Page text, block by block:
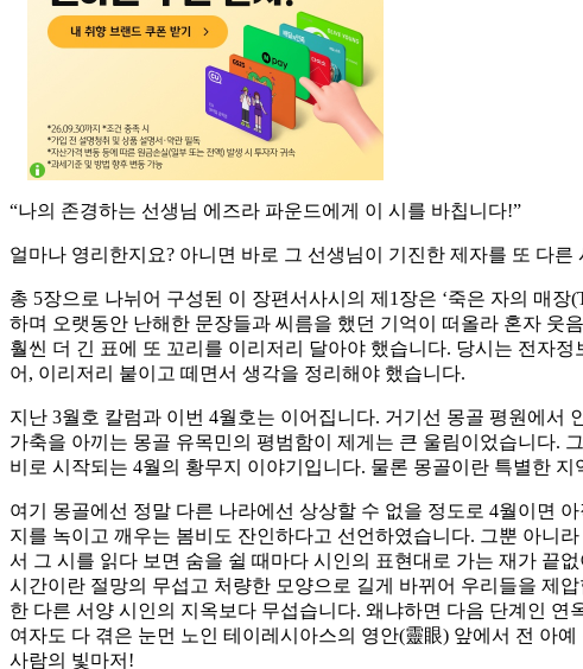
“나의 존경하는 선생님 에즈라 파운드에게 이 시를 바칩니다!”
얼마나 영리한지요? 아니면 바로 그 선생님이 기진한 제자를 또 다
총 5장으로 나뉘어 구성된 이 장편서사시의 제1장은 ‘죽은 자의 매
하며 오랫동안 난해한 문장들과 씨름을 했던 기억이 떠올라 혼자 웃
훨씬 더 긴 표에 또 꼬리를 이리저리 달아야 했습니다. 당시는 전자
어, 이리저리 붙이고 떼면서 생각을 정리해야 했습니다.
지난 3월호 칼럼과 이번 4월호는 이어집니다. 거기선 몽골 평원에
가축을 아끼는 몽골 유목민의 평범함이 제게는 큰 울림이었습니다.
비로 시작되는 4월의 황무지 이야기입니다. 물론 몽골이란 특별한
여기 몽골에선 정말 다른 나라에선 상상할 수 없을 정도로 4월이면
지를 녹이고 깨우는 봄비도 잔인하다고 선언하였습니다. 그뿐 아니
서 그 시를 읽다 보면 숨을 쉴 때마다 시인의 표현대로 가는 재가 끝
시간이란 절망의 무섭고 처량한 모양으로 길게 바뀌어 우리들을 제
한 다른 서양 시인의 지옥보다 무섭습니다. 왜냐하면 다음 단계인
여자도 다 겪은 눈먼 노인 테이레시아스의 영안(靈眼) 앞에서 전 아
사람의 빛마저!